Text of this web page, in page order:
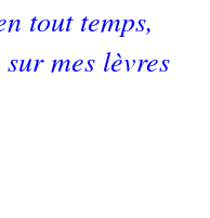
tout temps,
mes lèvres